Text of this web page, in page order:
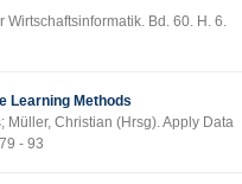
Wirtschaftsinformatik. Bd. 60. H. 6.
Learning Methods
Müller, Christian (Hrsg). Apply Data
- 93